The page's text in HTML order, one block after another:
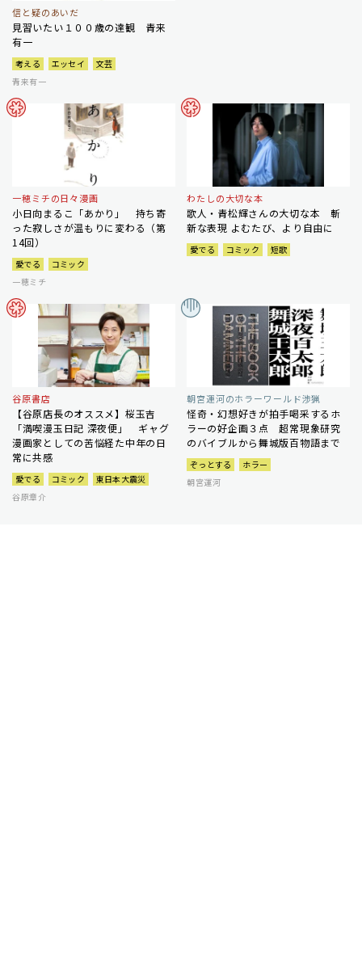
信と疑のあいだ
見習いたい１００歳の達観 青来
有一
考える エッセイ
文芸
青来有一
一穂ミチの日々漫画
小日向まるこ「あかり」 持ち寄
った寂しさが温もりに変わる（第
14回）
愛でる
コミック
一穂ミチ
わたしの大切な本
歌人・青松輝さんの大切な本 斬
新な表現 よむたび、より自由に
愛でる コミック 短歌
谷原書店
【谷原店長のオススメ】桜玉吉
「満喫漫玉日記 深夜便」 ギャグ
漫画家としての苦悩経た中年の日
常に共感
愛でる コミック
東日本大震災
谷原章介
朝宮運河のホラーワールド渉猟
怪奇・幻想好きが拍手喝采するホ
ラーの好企画３点 超常現象研究
のバイブルから舞城版百物語まで
ぞっとする
ホラー
朝宮運河